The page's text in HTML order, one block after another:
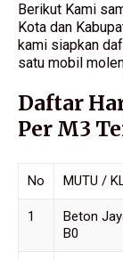
Berikut Kami
Kota dan
kami siapkan
satu mobil
Daftar
Per M3
No MUTU /
1
Beton
B0